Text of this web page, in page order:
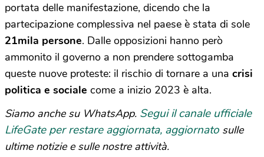
portata delle manifestazione, dicendo che la
partecipazione complessiva nel paese è stata di sole
21mila persone. Dalle opposizioni hanno però
ammonito il governo a non prendere sottogamba
queste nuove proteste: il rischio di tornare a una crisi
politica e sociale come a inizio 2023 è alta.
Siamo anche su WhatsApp. Segui il canale ufficiale
LifeGate per restare aggiornata, aggiornato sulle
ultime notizie e sulle nostre attività.